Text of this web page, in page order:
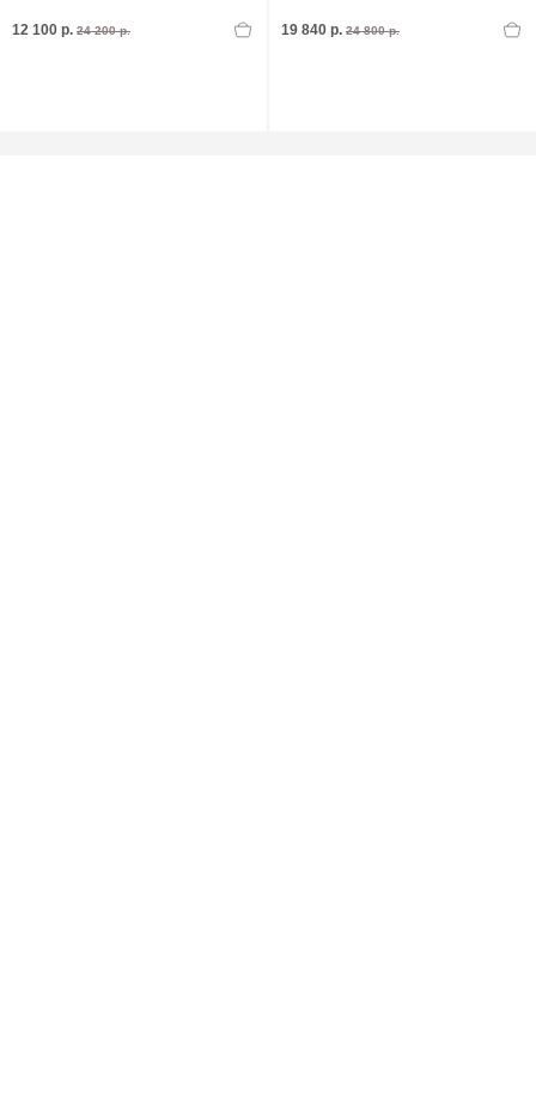
12 100 р. 24 200 р. 19 840 р. 24 800 р.